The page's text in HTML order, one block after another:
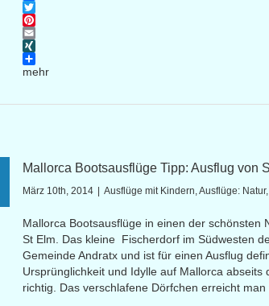
Facebook
Twitter
Pinterest
Email
XING
mehr
Mallorca Bootsausflüge Tipp: Ausflug von
März 10th, 2014 Ausflüge mit Kindern,Ausflüge:
Mallorca Bootsausflüge in einen der schönsten
St Elm. Das kleine Fischerdorf im Südwesten
Gemeinde Andratx und ist für einen Ausflug
Ursprünglichkeit und Idylle auf Mallorca abseits
richtig. Das verschlafene Dörfchen erreicht